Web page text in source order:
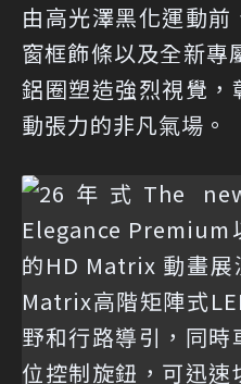
由高光澤黑化運動前
窗框飾條以及全新專
鋁圈塑造強烈視覺，
動張力的非凡氣場。